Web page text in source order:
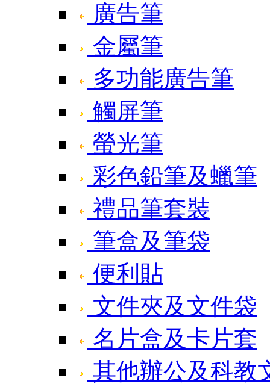
廣告筆
金屬筆
多功能廣告筆
觸屏筆
螢光筆
彩色鉛筆及蠟筆
禮品筆套裝
筆盒及筆袋
便利貼
文件夾及文件袋
名片盒及卡片套
其他辦公及科教